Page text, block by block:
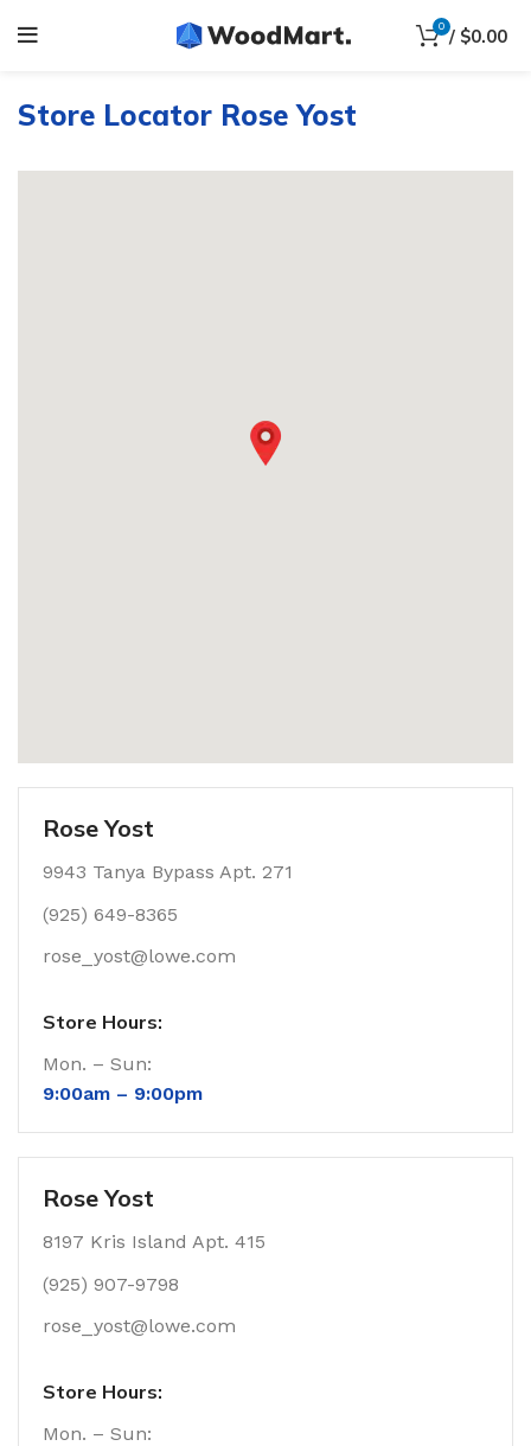
0 / $0.00
Store Locator Rose Yost
Rose Yost
9943 Tanya Bypass Apt. 271
(925) 649-8365
rose_yost@lowe.com
Store Hours:
Mon. – Sun:
9:00am – 9:00pm
Rose Yost
8197 Kris Island Apt. 415
(925) 907-9798
rose_yost@lowe.com
Store Hours:
Mon. – Sun: